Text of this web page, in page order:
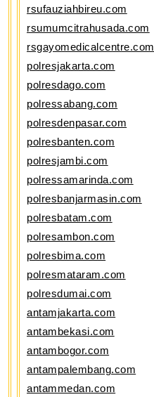
rsufauziahbireu.com
rsumumcitrahusada.com
rsgayomedicalcentre.com
polresjakarta.com
polresdago.com
polressabang.com
polresdenpasar.com
polresbanten.com
polresjambi.com
polressamarinda.com
polresbanjarmasin.com
polresbatam.com
polresambon.com
polresbima.com
polresmataram.com
polresdumai.com
antamjakarta.com
antambekasi.com
antambogor.com
antampalembang.com
antammedan.com